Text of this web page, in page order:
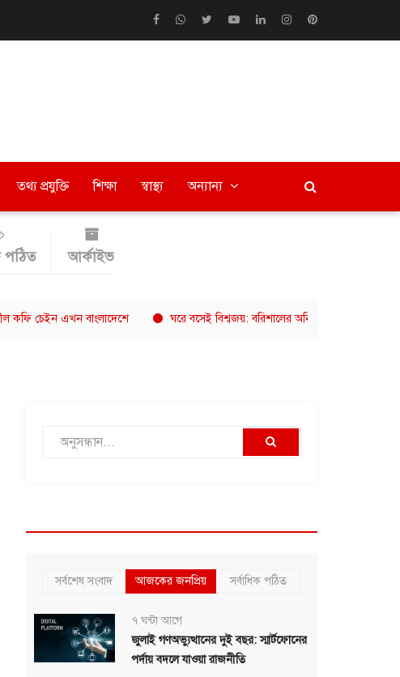
তথ্য প্রযুক্তি শিক্ষা স্বাস্থ্য অন্যান্য
পঠিত আর্কাইভ
এখন বাংলাদেশে ঘরে বসেই বিশ্বজয়: বরিশালের অনিকের ৮ হাজার ডলারের গল্প
সর্বশেষ সংবাদ আজকের জনপ্রিয় সর্বাধিক পঠিত
৭ ঘন্টা আগে
জুলাই গণঅভ্যুত্থানের দুই বছর: স্মার্টফোনের
পর্দায় বদলে যাওয়া রাজনীতি